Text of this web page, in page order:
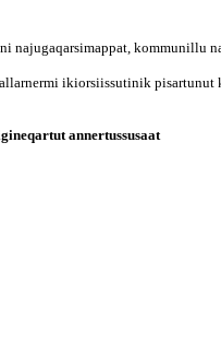
najugaqarsimappat, kommunillu
ikiorsiissutinik
annertussusaat